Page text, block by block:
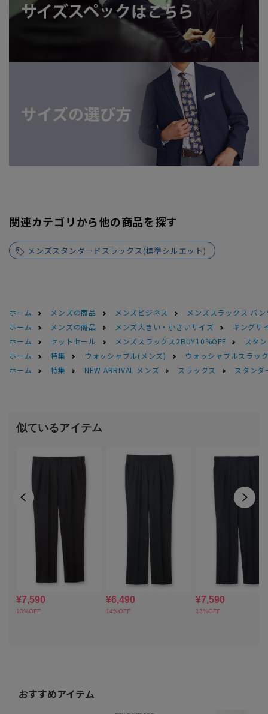
関連カテゴリから他の商品を探す
メンズスタンダードスラックス(標準シルエット)
ホーム メンズの商品 メンズビジネス
メンズスラックス パン
ホーム
メンズの商品 メンズ大きい・小さいサイズ
キングサ
ホーム
セットセール メンズスラックス2BUY10%OFF
スタ
ホーム
特集 ウォッシャブル(メンズ)
ウォッシャブルスラッ
ホーム
特集 NEW ARRIVAL メンズ スラックス スタン